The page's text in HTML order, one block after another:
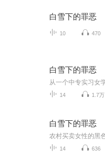
白雪下的罪恶
10 470
白雪下的罪恶
14 1.7万
白雪下的罪恶
14 636